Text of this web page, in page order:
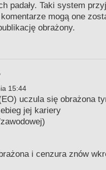
padały. Taki system
mogą one
obrażony.
15:44
uczula się obrażona
jej kariery
i cenzura znów